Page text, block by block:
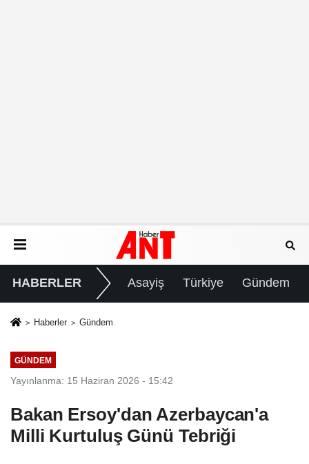
HABERLER Asayiş Türkiye Gündem
Haberler Gündem
GÜNDEM
Yayınlanma: 15 Haziran 2026 - 15:42
Bakan Ersoy'dan Azerbaycan'a
Milli Kurtuluş Günü Tebriği